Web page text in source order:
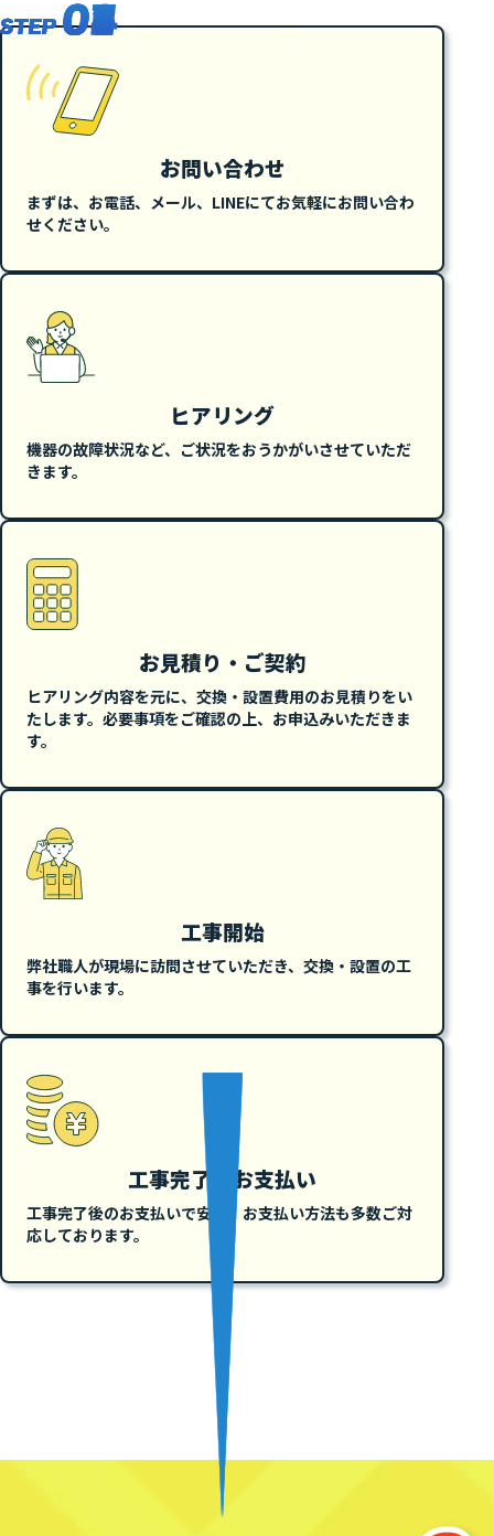
お問い合わせ
まずは、お電話、メール、LINEにてお気軽にお問い合わ
せください。
ヒアリング
機器の故障状況など、ご状況をおうかがいさせていただ
きます。
お見積り・ご契約
ヒアリング内容を元に、交換・設置費用のお見積りをい
たします。必要事項をご確認の上、お申込みいただきま
す。
工事開始
弊社職人が現場に訪問させていただき、交換・設置の工
事を行います。
工事完了、お支払い
工事完了後のお支払いで安心！お支払い方法も多数ご対
応しております。